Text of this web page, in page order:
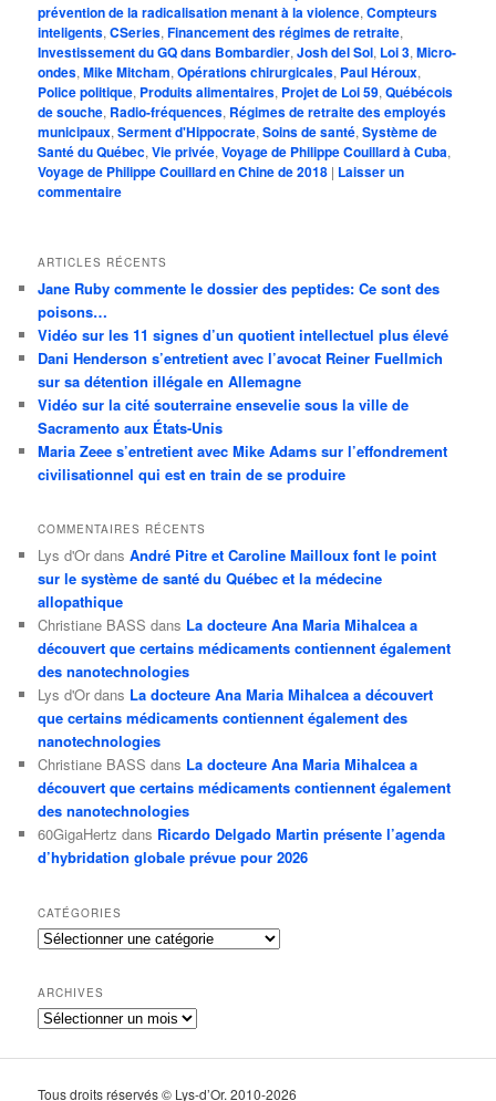
prévention de la radicalisation menant à la violence,Compteurs
inteligents,CSeries,Financement des régimes de retraite,
Investissement du GQ dans Bombardier,Josh del Sol, Loi 3,Micro-
ondes,Mike Mitcham,Opérations chirurgicales, Paul Héroux,
Police politique, Produits alimentaires, Projet de Loi 59,Québécois
de souche, Radio-fréquences, Régimes de retraite des employés
municipaux,Serment d'Hippocrate,Soins de santé,Système de
Santé du Québec,Vie privée,Voyage de Philippe Couillard à Cuba,
Voyage de Philippe Couillard en Chine de 2018 | Laisser un
commentaire
ARTICLES RÉCENTS
Jane Ruby commente le dossier des peptides: Ce sont des
poisons…
Vidéo sur les 11 signes d’un quotient intellectuel plus élevé
Dani Henderson s’entretient avec l’avocat Reiner Fuellmich
sur sa détention illégale en Allemagne
Vidéo sur la cité souterraine ensevelie sous la ville de
Sacramento aux États-Unis
Maria Zeee s’entretient avec Mike Adams sur l’effondrement
civilisationnel qui est en train de se produire
COMMENTAIRES RÉCENTS
Lys d'Or dansAndré Pitre et Caroline Mailloux font le point
sur le système de santé du Québec et la médecine
allopathique
Christiane BASS dans La docteure Ana Maria Mihalcea a
découvert que certains médicaments contiennent également
des nanotechnologies
Lys d'Or dans La docteure Ana Maria Mihalcea a découvert
que certains médicaments contiennent également des
nanotechnologies
Christiane BASS dans La docteure Ana Maria Mihalcea a
découvert que certains médicaments contiennent également
des nanotechnologies
60GigaHertz dans Ricardo Delgado Martin présente l’agenda
d’hybridation globale prévue pour 2026
CATÉGORIES
Catégories
ARCHIVES
Archives
Tous droits réservés © Lys-d’Or. 2010-2026